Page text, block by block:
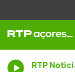
RTP